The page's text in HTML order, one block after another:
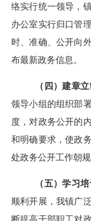
络实行统一领导，
办公室实行归口管
时、准确、公开向
布最新政务信息。
（四）建章
领导小组的组织部
度，对政务公开的
和明确要求，使政
处政务公开工作朝
（五）学习培
顺利开展，我镇广